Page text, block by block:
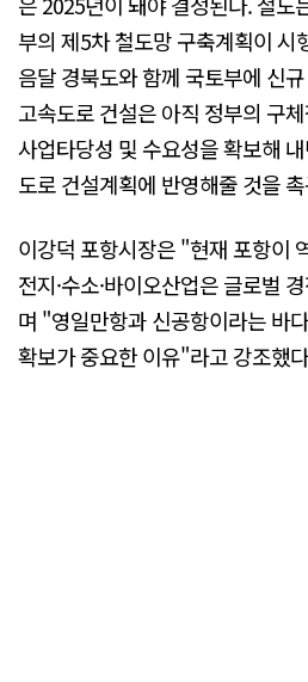
부의 제5차 철도망 구축계획이 시
음달 경북도와 함께 국토부에 신
고속도로 건설은 아직 정부의 구
사업타당성 및 수요성을 확보해
도로 건설계획에 반영해줄 것을
이강덕 포항시장은 "현재 포항이
전지·수소·바이오산업은 글로벌
며 "영일만항과 신공항이라는 바
확보가 중요한 이유"라고 강조했